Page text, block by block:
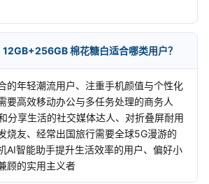
棉花糖白适合哪类用户？
的年轻潮流用户、注重手机颜值与个性化
要高效移动办公与多任务处理的商务人
分享生活的社交媒体达人、对折叠屏耐用
烧友、经常出国旅行需要全球5G漫游的
AI智能助手提升生活效率的用户、偏好小
顾的实用主义者